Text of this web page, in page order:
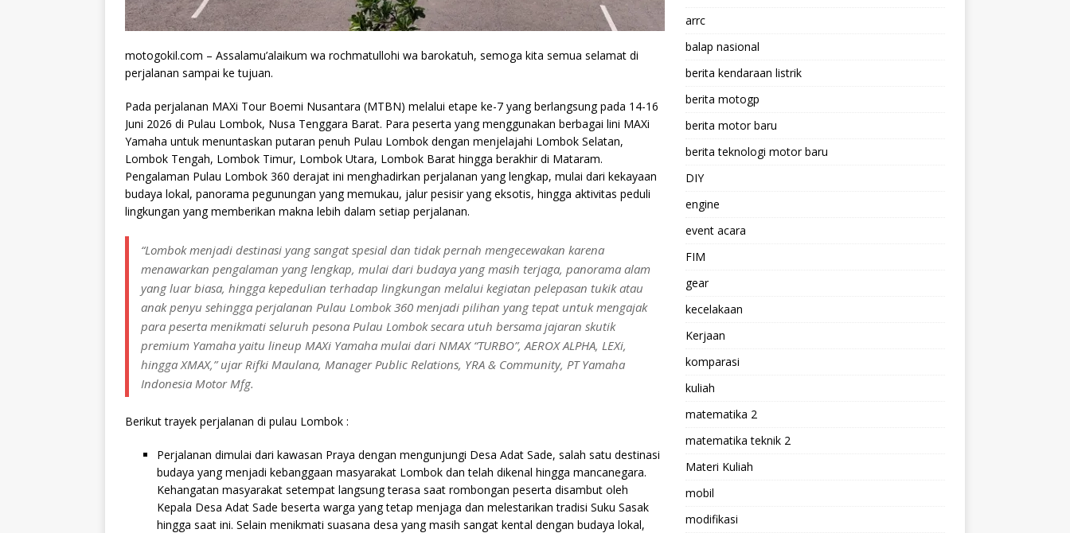
motogokil.com – Assalamu’alaikum wa rochmatullohi wa barokatuh, semoga kita semua selamat di
perjalanan sampai ke tujuan.
Pada perjalanan MAXi Tour Boemi Nusantara (MTBN) melalui etape ke-7 yang berlangsung pada 14-16
Juni 2026 di Pulau Lombok, Nusa Tenggara Barat. Para peserta yang menggunakan berbagai lini MAXi
Yamaha untuk menuntaskan putaran penuh Pulau Lombok dengan menjelajahi Lombok Selatan,
Lombok Tengah, Lombok Timur, Lombok Utara, Lombok Barat hingga berakhir di Mataram.
Pengalaman Pulau Lombok 360 derajat ini menghadirkan perjalanan yang lengkap, mulai dari kekayaan
budaya lokal, panorama pegunungan yang memukau, jalur pesisir yang eksotis, hingga aktivitas peduli
lingkungan yang memberikan makna lebih dalam setiap perjalanan.
“Lombok menjadi destinasi yang sangat spesial dan tidak pernah mengecewakan karena
menawarkan pengalaman yang lengkap, mulai dari budaya yang masih terjaga, panorama alam
yang luar biasa, hingga kepedulian terhadap lingkungan melalui kegiatan pelepasan tukik atau
anak penyu sehingga perjalanan Pulau Lombok 360 menjadi pilihan yang tepat untuk mengajak
para peserta menikmati seluruh pesona Pulau Lombok secara utuh bersama jajaran skutik
premium Yamaha yaitu lineup MAXi Yamaha mulai dari NMAX “TURBO”, AEROX ALPHA, LEXi,
hingga XMAX,” ujar Rifki Maulana, Manager Public Relations, YRA & Community, PT Yamaha
Indonesia Motor Mfg.
Berikut trayek perjalanan di pulau Lombok :
Perjalanan dimulai dari kawasan Praya dengan mengunjungi Desa Adat Sade, salah satu destinasi
budaya yang menjadi kebanggaan masyarakat Lombok dan telah dikenal hingga mancanegara.
Kehangatan masyarakat setempat langsung terasa saat rombongan peserta disambut oleh
Kepala Desa Adat Sade beserta warga yang tetap menjaga dan melestarikan tradisi Suku Sasak
hingga saat ini. Selain menikmati suasana desa yang masih sangat kental dengan budaya lokal,
arrc
balap nasional
berita kendaraan listrik
berita motogp
berita motor baru
berita teknologi motor baru
DIY
engine
event acara
FIM
gear
kecelakaan
Kerjaan
komparasi
kuliah
matematika 2
matematika teknik 2
Materi Kuliah
mobil
modifikasi